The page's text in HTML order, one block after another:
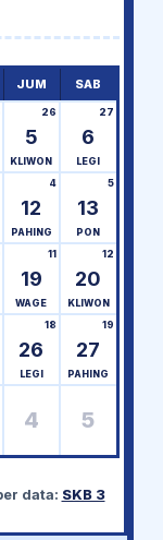
JUM SAB
5
26
KLIWON
6
27
LEGI
12
4
PAHING
13
5
PON
19
11
WAGE
20
12
KLIWON
26
18
LEGI
27
19
PAHING
4 5
data: SKB 3